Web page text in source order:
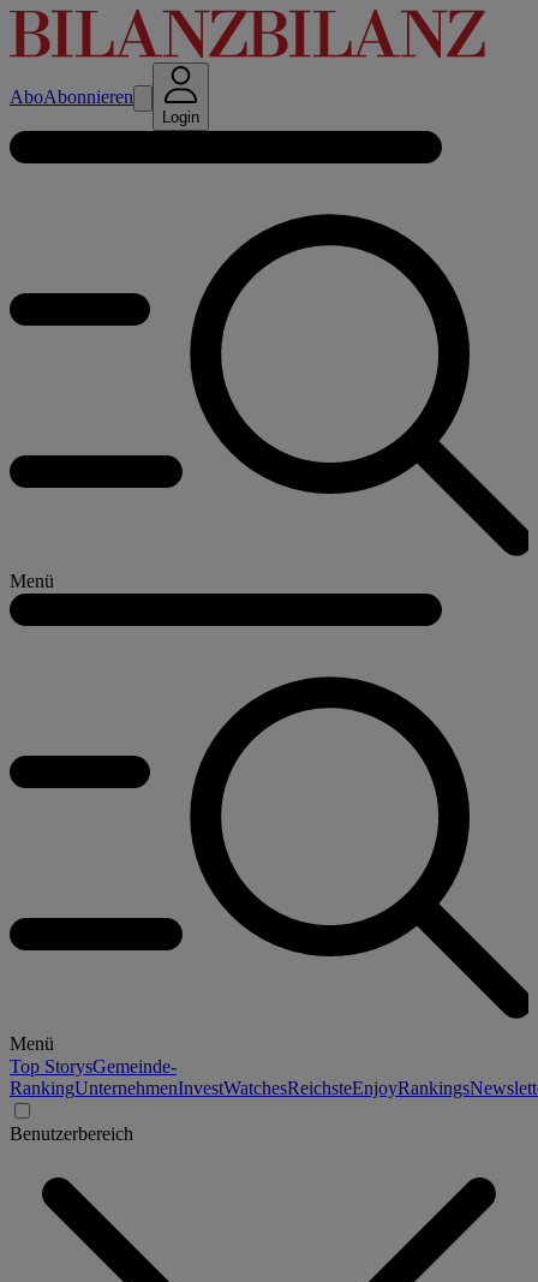
AboAbonnieren
Login
Menü
Menü
Top StorysGemeinde-
RankingUnternehmenInvestWatchesReichsteEnjoyRankings
Benutzerbereich